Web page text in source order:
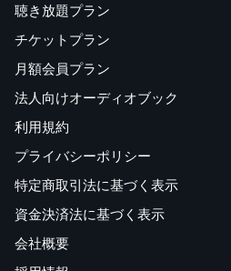
聴き放題プラン
チケットプラン
月額会員プラン
法人向けオーディオブック
利用規約
プライバシーポリシー
特定商取引法に基づく表示
資金決済法に基づく表示
会社概要